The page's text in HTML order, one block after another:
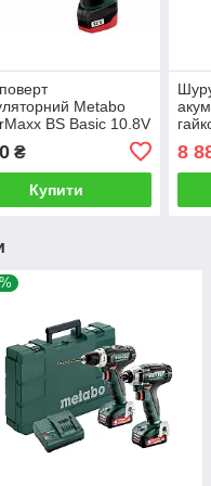
Metabo
BS Basic 10.8V
₴
Купити
8